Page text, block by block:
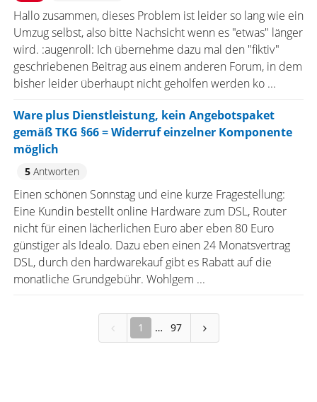
Hallo zusammen, dieses Problem ist leider so lang wie ein
Umzug selbst, also bitte Nachsicht wenn es "etwas" länger
wird. :augenroll: Ich übernehme dazu mal den "fiktiv"
geschriebenen Beitrag aus einem anderen Forum, in dem
bisher leider überhaupt nicht geholfen werden ko ...
Ware plus Dienstleistung, kein Angebotspaket
gemäß TKG §66 = Widerruf einzelner Komponente
möglich
5Antworten
Einen schönen Sonnstag und eine kurze Fragestellung:
Eine Kundin bestellt online Hardware zum DSL, Router
nicht für einen lächerlichen Euro aber eben 80 Euro
günstiger als Idealo. Dazu eben einen 24 Monatsvertrag
DSL, durch den hardwarekauf gibt es Rabatt auf die
monatliche Grundgebühr. Wohlgem ...
1 97